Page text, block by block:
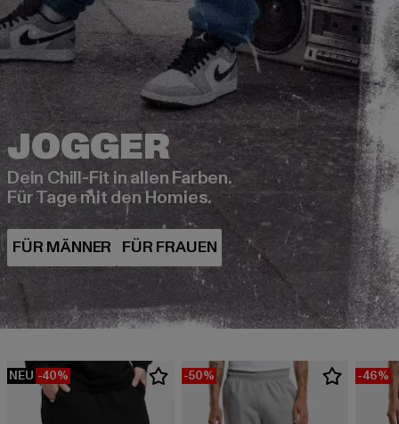
Dein Chill-Fit in allen Farben.
Für Tage mit den Homies.
NEU -40% -50% -46%